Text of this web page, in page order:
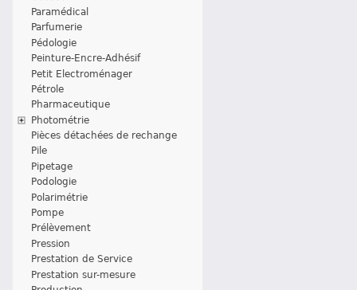
Paramédical
Parfumerie
Pédologie
Peinture-Encre-Adhésif
Petit Electroménager
Pétrole
Pharmaceutique
Photométrie
Pièces détachées de rechange
Pile
Pipetage
Podologie
Polarimétrie
Pompe
Prélèvement
Pression
Prestation de Service
Prestation sur-mesure